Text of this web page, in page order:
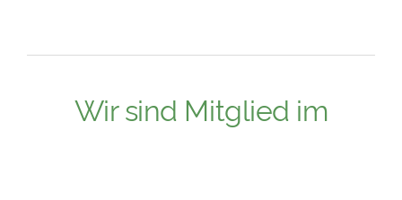
Wir sind Mitglied im